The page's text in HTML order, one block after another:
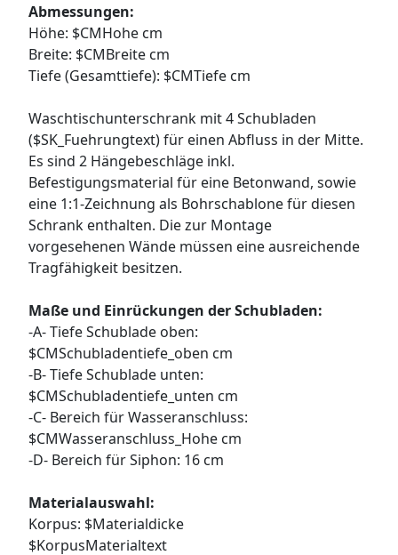
Abmessungen:
Höhe: $CMHohe cm
Breite: $CMBreite cm
Tiefe (Gesamttiefe): $CMTiefe cm
Waschtischunterschrank mit 4 Schubladen
($SK_Fuehrungtext) für einen Abfluss in der Mitte.
Es sind 2 Hängebeschläge inkl.
Befestigungsmaterial für eine Betonwand, sowie
eine 1:1-Zeichnung als Bohrschablone für diesen
Schrank enthalten. Die zur Montage
vorgesehenen Wände müssen eine ausreichende
Tragfähigkeit besitzen.
Maße und Einrückungen der Schubladen:
-A- Tiefe Schublade oben:
$CMSchubladentiefe_oben cm
-B- Tiefe Schublade unten:
$CMSchubladentiefe_unten cm
-C- Bereich für Wasseranschluss:
$CMWasseranschluss_Hohe cm
-D- Bereich für Siphon: 16 cm
Materialauswahl:
Korpus: $Materialdicke
$KorpusMaterialtext